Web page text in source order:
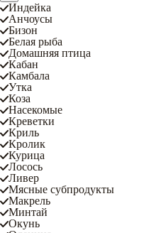
Индейка
Анчоусы
Бизон
Белая рыба
Домашняя птица
Кабан
Камбала
Утка
Коза
Насекомые
Креветки
Криль
Кролик
Курица
Лосось
Ливер
Мясные субпродукты
Макрель
Минтай
Окунь